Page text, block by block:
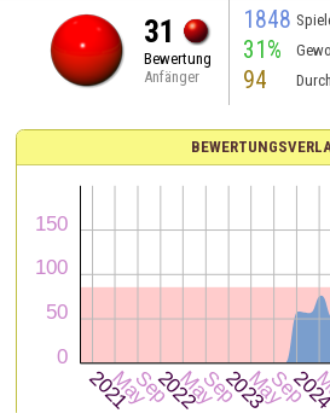
31
Bewertung
Anfänger
1848
31%
94